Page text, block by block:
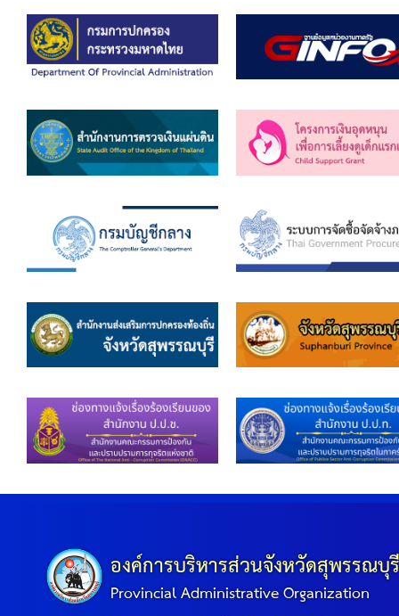
องค์การบริหารส่วนจังหวัดสุพรรณบุ
Provincial Administrative Organization